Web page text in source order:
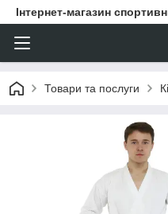
Інтернет-магазин
Товари та послуги